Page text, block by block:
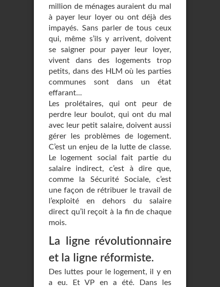
million de ménages auraient du mal
à payer leur loyer ou ont déjà des
impayés. Sans parler de tous ceux
qui, même s’ils y arrivent, doivent
se saigner pour payer leur loyer,
vivent dans des logements trop
petits, dans des HLM où les parties
communes sont dans un état
effarant...
Les prolétaires, qui ont peur de
perdre leur boulot, qui ont du mal
avec leur petit salaire, doivent aussi
gérer les problèmes de logement.
C’est un enjeu de la lutte de classe.
Le logement social fait partie du
salaire indirect, c’est à dire que,
comme la Sécurité Sociale, c’est
une façon de rétribuer le travail de
l’exploité en dehors du salaire
direct qu’il reçoit à la fin de chaque
mois.
La ligne révolutionnaire
et la ligne réformiste.
Des luttes pour le logement, il y en
a eu. Et VP en a été. Dans les